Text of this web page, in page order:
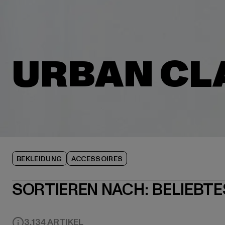
BEKLEIDUNG ACCESSOIRES
SORTIEREN NACH:
3,134 ARTIKEL